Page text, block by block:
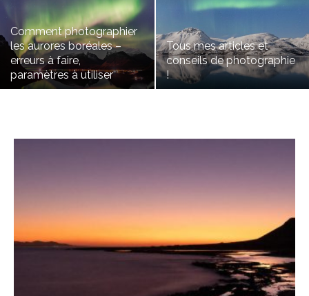
Comment photographier
les aurores boréales –
erreurs à faire,
paramètres à utiliser
Tous mes articles et
conseils de photographie
!